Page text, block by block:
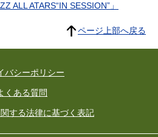
ALL ATARS“IN SESSION”」
ページ上部へ戻る
バシーポリシー
くある質問
する法律に基づく表記